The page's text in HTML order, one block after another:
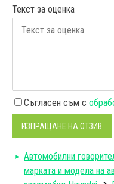
Текст за оценка
Съгласен съм с
ИЗПРАЩАНЕ НА ОТЗИВ
Автомобилни
марката и модела на